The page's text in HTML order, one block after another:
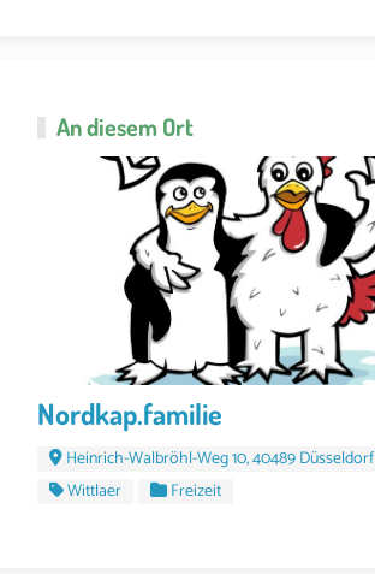
An diesem Ort
Nordkap.familie
Heinrich-Walbröhl-Weg 10, 40489 Düsseldorf
Wittlaer
Freizeit